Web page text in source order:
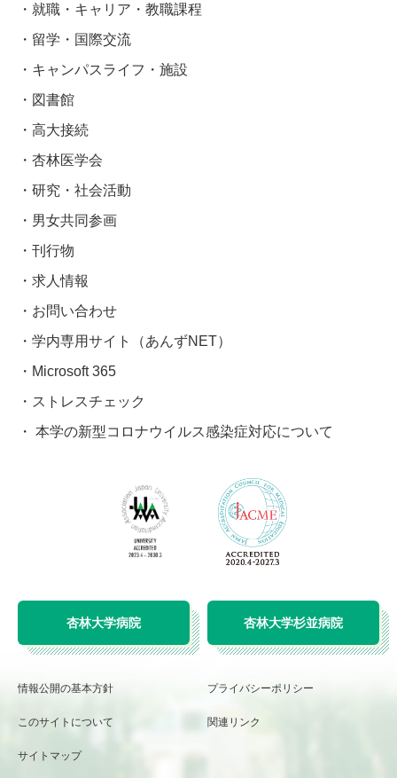
就職・キャリア・教職課程
留学・国際交流
キャンパスライフ・施設
図書館
高大接続
杏林医学会
研究・社会活動
男女共同参画
刊行物
求人情報
お問い合わせ
学内専用サイト（あんずNET）
Microsoft 365
ストレスチェック
本学の新型コロナウイルス感染症対応について
杏林大学病院 杏林大学杉並病院
情報公開の基本方針 プライバシーポリシー
このサイトについて 関連リンク
サイトマップ